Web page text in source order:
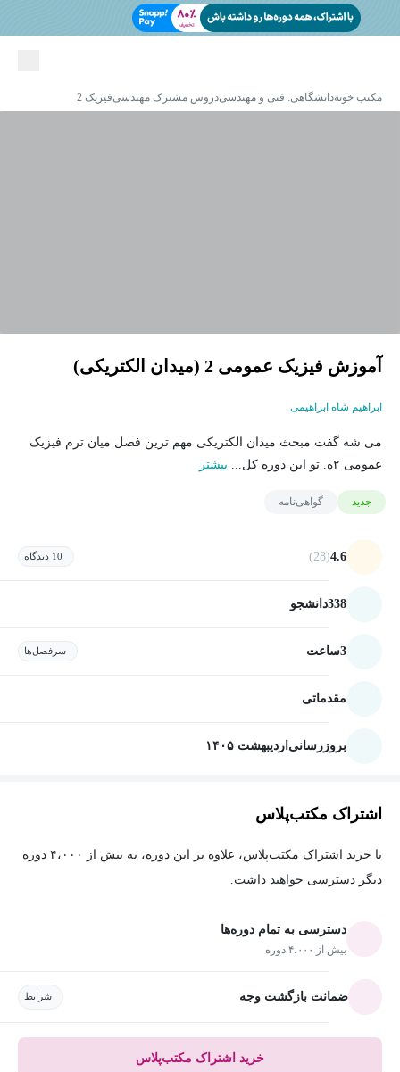
مکتب خونهدانشگاهی: فنی و مهندسیدروس مشترک مهندسیفیزیک 2
آموزش فیزیک عمومی 2 (میدان الکتریکی)
ابراهیم شاه ابراهیمی
می شه گفت مبحث میدان الکتریکی مهم ترین فصل میان ترم فیزیک
عمومی ۲ه. تو این دوره کل...
بیشتر
جدید گواهی‌نامه
4.6
(28) 10 دیدگاه
338دانشجو
3ساعت سرفصل‌ها
مقدماتی
بروزرسانی اردیبهشت ۱۴۰۵
اشتراک مکتب‌پلاس
با خرید اشتراک مکتب‌پلاس، علاوه بر این دوره، به بیش از ۴،۰۰۰ دوره
دیگر دسترسی خواهید داشت.
دسترسی به تمام دوره‌ها
بیش از ۴،۰۰۰ دوره
ضمانت بازگشت وجه شرایط
خرید اشتراک مکتب‌پلاس